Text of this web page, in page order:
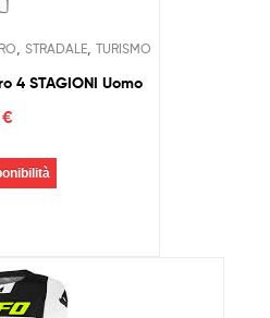
STRADALE TURISMO
4 STAGIONI Uomo
€